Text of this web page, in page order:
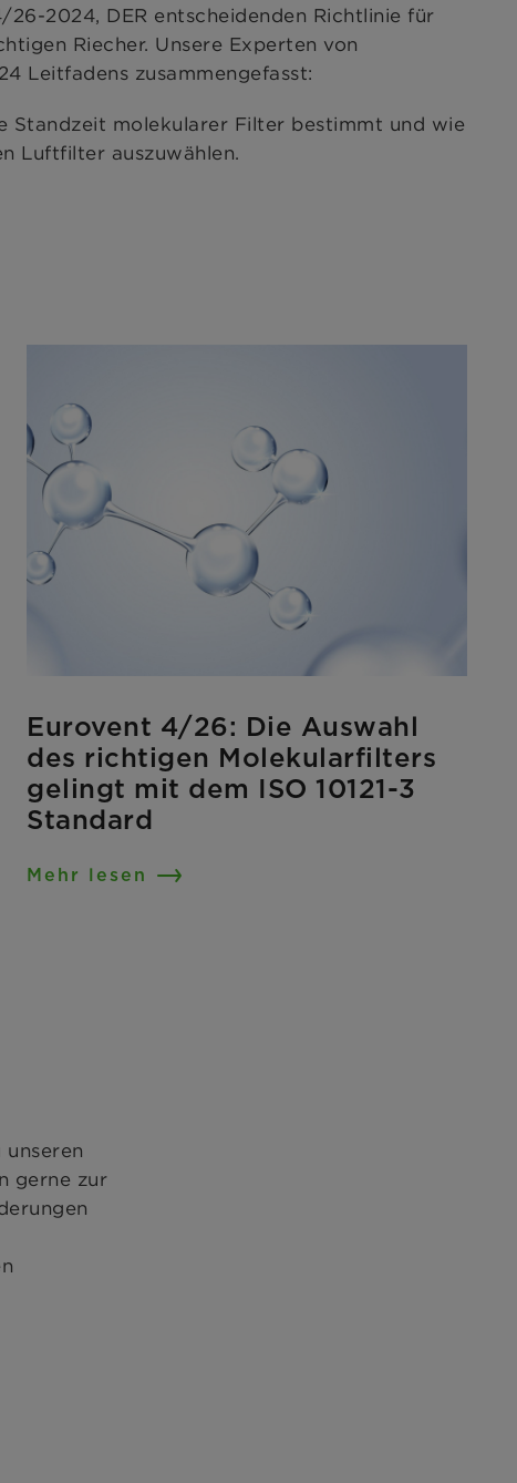
2024, DER entscheidenden Richtlinie für
Riecher. Unsere Experten von
Leitfadens zusammengefasst:
Standzeit molekularer Filter bestimmt und wie
Luftfilter auszuwählen.
Eurovent 4/26: Die Auswahl
des richtigen Molekularfilters
gelingt mit dem ISO 10121-3
Standard
Mehr lesen
gerne zur